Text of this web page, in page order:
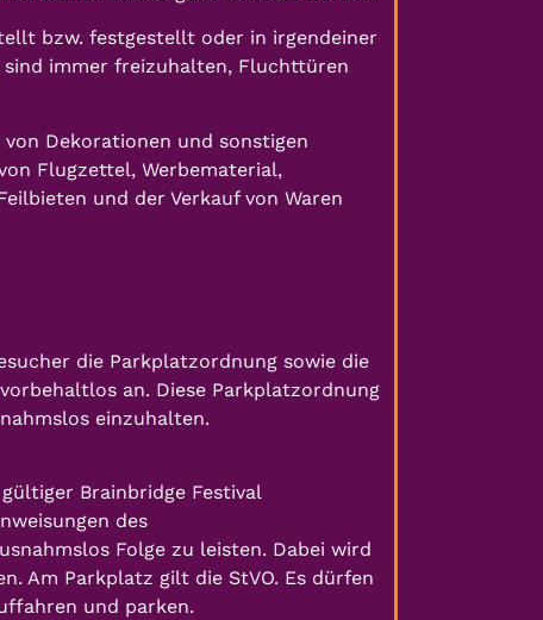
bzw. festgestellt oder in irgendeiner
immer freizuhalten, Fluchttüren
Dekorationen und sonstigen
Flugzettel, Werbematerial,
und der Verkauf von Waren
die Parkplatzordnung sowie die
an. Diese Parkplatzordnung
einzuhalten.
Brainbridge Festival
des
Folge zu leisten. Dabei wird
Am Parkplatz gilt die StVO. Es dürfen
und parken.